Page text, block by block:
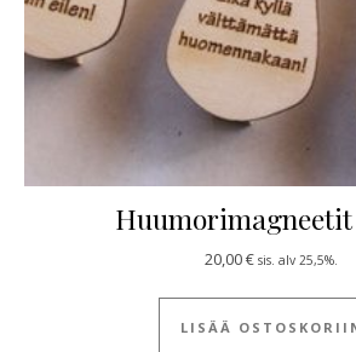
20,00€ sis. alv 25,5%.
LISÄÄ